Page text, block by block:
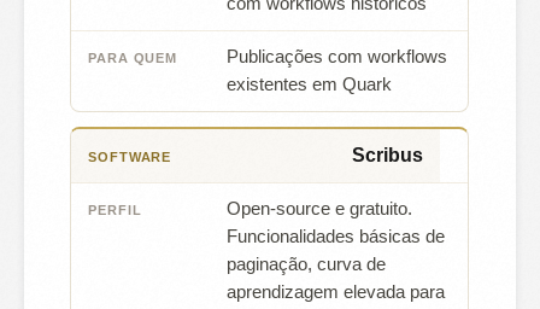
com workflows históricos
Publicações com workflows
existentes em Quark
Scribus
Open-source e gratuito.
Funcionalidades básicas de
paginação, curva de
aprendizagem elevada para